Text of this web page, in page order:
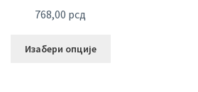
768,00 рсд
Изабери опције